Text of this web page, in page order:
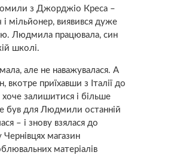
з Джорджіо Креса –
і мільйонер, виявився дуже
Людмила працювала, син
школі.
але не наважувалася. А
вкотре приїхавши з Італії до
хоче залишитися і більше
був для Людмили останній
– і знову взялася до
магазин
матеріалів